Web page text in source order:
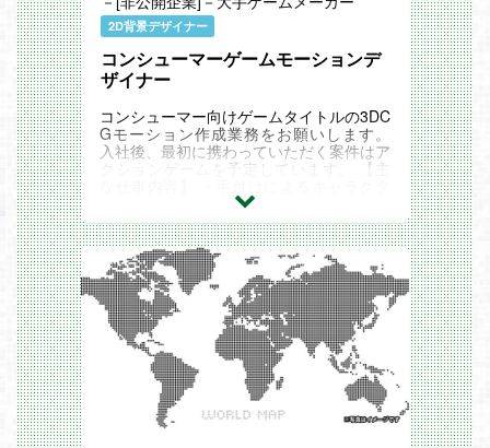
2D背景デザイナー
コンシューマーゲームモーションデ
ザイナー
コンシューマー向けゲームタイトルの3DC
Gモーション作成業務をお願いします。
入社後、最初に携わっていただく案件はア
クションゲームを予定しています。 【主
ーモーション作成 ・モーションキャプチ
ャデータ...